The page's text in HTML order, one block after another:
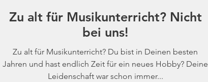
Zu alt für Musikunterricht? Nicht
bei uns!
Zu alt für Musikunterricht? Du bist in Deinen besten
Jahren und hast endlich Zeit für ein neues Hobby? Deine
Leidenschaft war schon immer...